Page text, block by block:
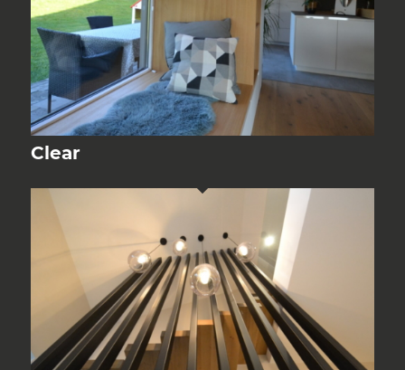
Clear